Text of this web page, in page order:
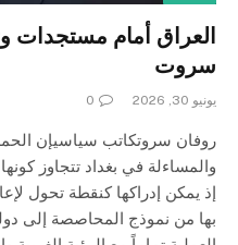
العراق أمام مستجدات
سروت
يونيو 30, 2026 0
روفان سروتكاتب سياسيإن
والمساءلة في بغداد تتجاوز
إذ يمكن إدراكها كنقطة تحول
بها من نموذج المحاصصة إلى